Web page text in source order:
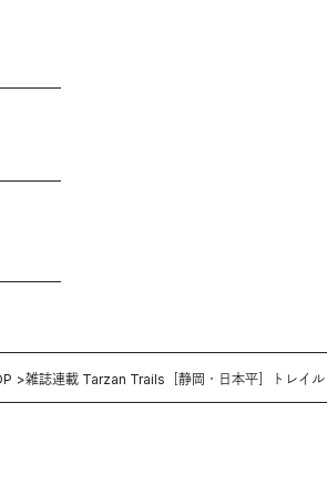
雑誌連載 Tarzan Trails［静岡・日本平］トレイル